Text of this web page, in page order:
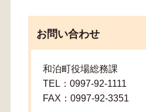
お問い合わせ
和泊町役場総務課
TEL：0997-92-1111
FAX：0997-92-3351